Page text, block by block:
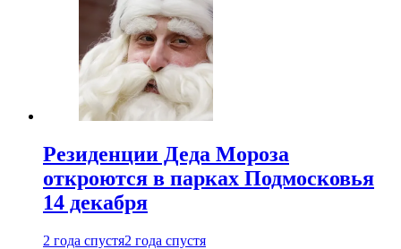
Резиденции Деда Мороза
откроются в парках Подмосковья
14 декабря
2 года спустя2 года спустя